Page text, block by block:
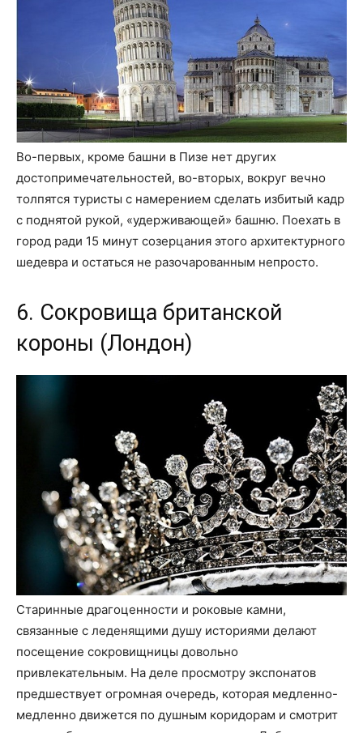
Во-первых, кроме башни в Пизе нет других
достопримечательностей, во-вторых, вокруг вечно
толпятся туристы с намерением сделать избитый кадр
с поднятой рукой, «удерживающей» башню. Поехать в
город ради 15 минут созерцания этого архитектурного
шедевра и остаться не разочарованным непросто.
6. Сокровища британской
короны (Лондон)
Старинные драгоценности и роковые камни,
связанные с леденящими душу историями делают
посещение сокровищницы довольно
привлекательным. На деле просмотру экспонатов
предшествует огромная очередь, которая медленно-
медленно движется по душным коридорам и смотрит